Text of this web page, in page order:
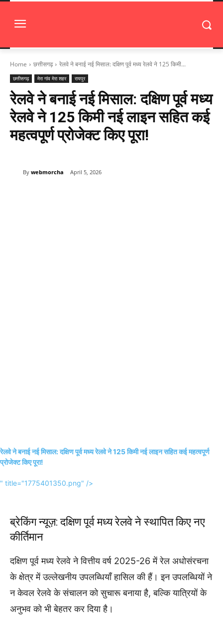
Home छत्तीसगढ़ रेलवे ने बनाई नई मिसाल: दक्षिण पूर्व मध्य रेलवे ने 125 किमी...
छत्तीसगढ़ मेरा गांव मेरा शहर रायपुर
रेलवे ने बनाई नई मिसाल: दक्षिण पूर्व मध्य
रेलवे ने 125 किमी नई लाइन सहित कई
महत्वपूर्ण प्रोजेक्ट किए पूरा!
By webmorcha April 5, 2026
रेलवे ने बनाई नई मिसाल: दक्षिण पूर्व मध्य रेलवे ने 125 किमी नई लाइन सहित कई महत्वपूर्ण
प्रोजेक्ट किए पूरा!
" title="1775401350.png" />
ब्रेकिंग न्यूज़: दक्षिण पूर्व मध्य रेलवे ने स्थापित किए नए
कीर्तिमान
दक्षिण पूर्व मध्य रेलवे ने वित्तीय वर्ष 2025-26 में रेल अधोसंरचना
के क्षेत्र में उल्लेखनीय उपलब्धियाँ हासिल की हैं। इन उपलब्धियों ने
न केवल रेलवे के संचालन को सुचारू बनाया है, बल्कि यात्रियों के
अनुभव को भी बेहतर कर दिया है।